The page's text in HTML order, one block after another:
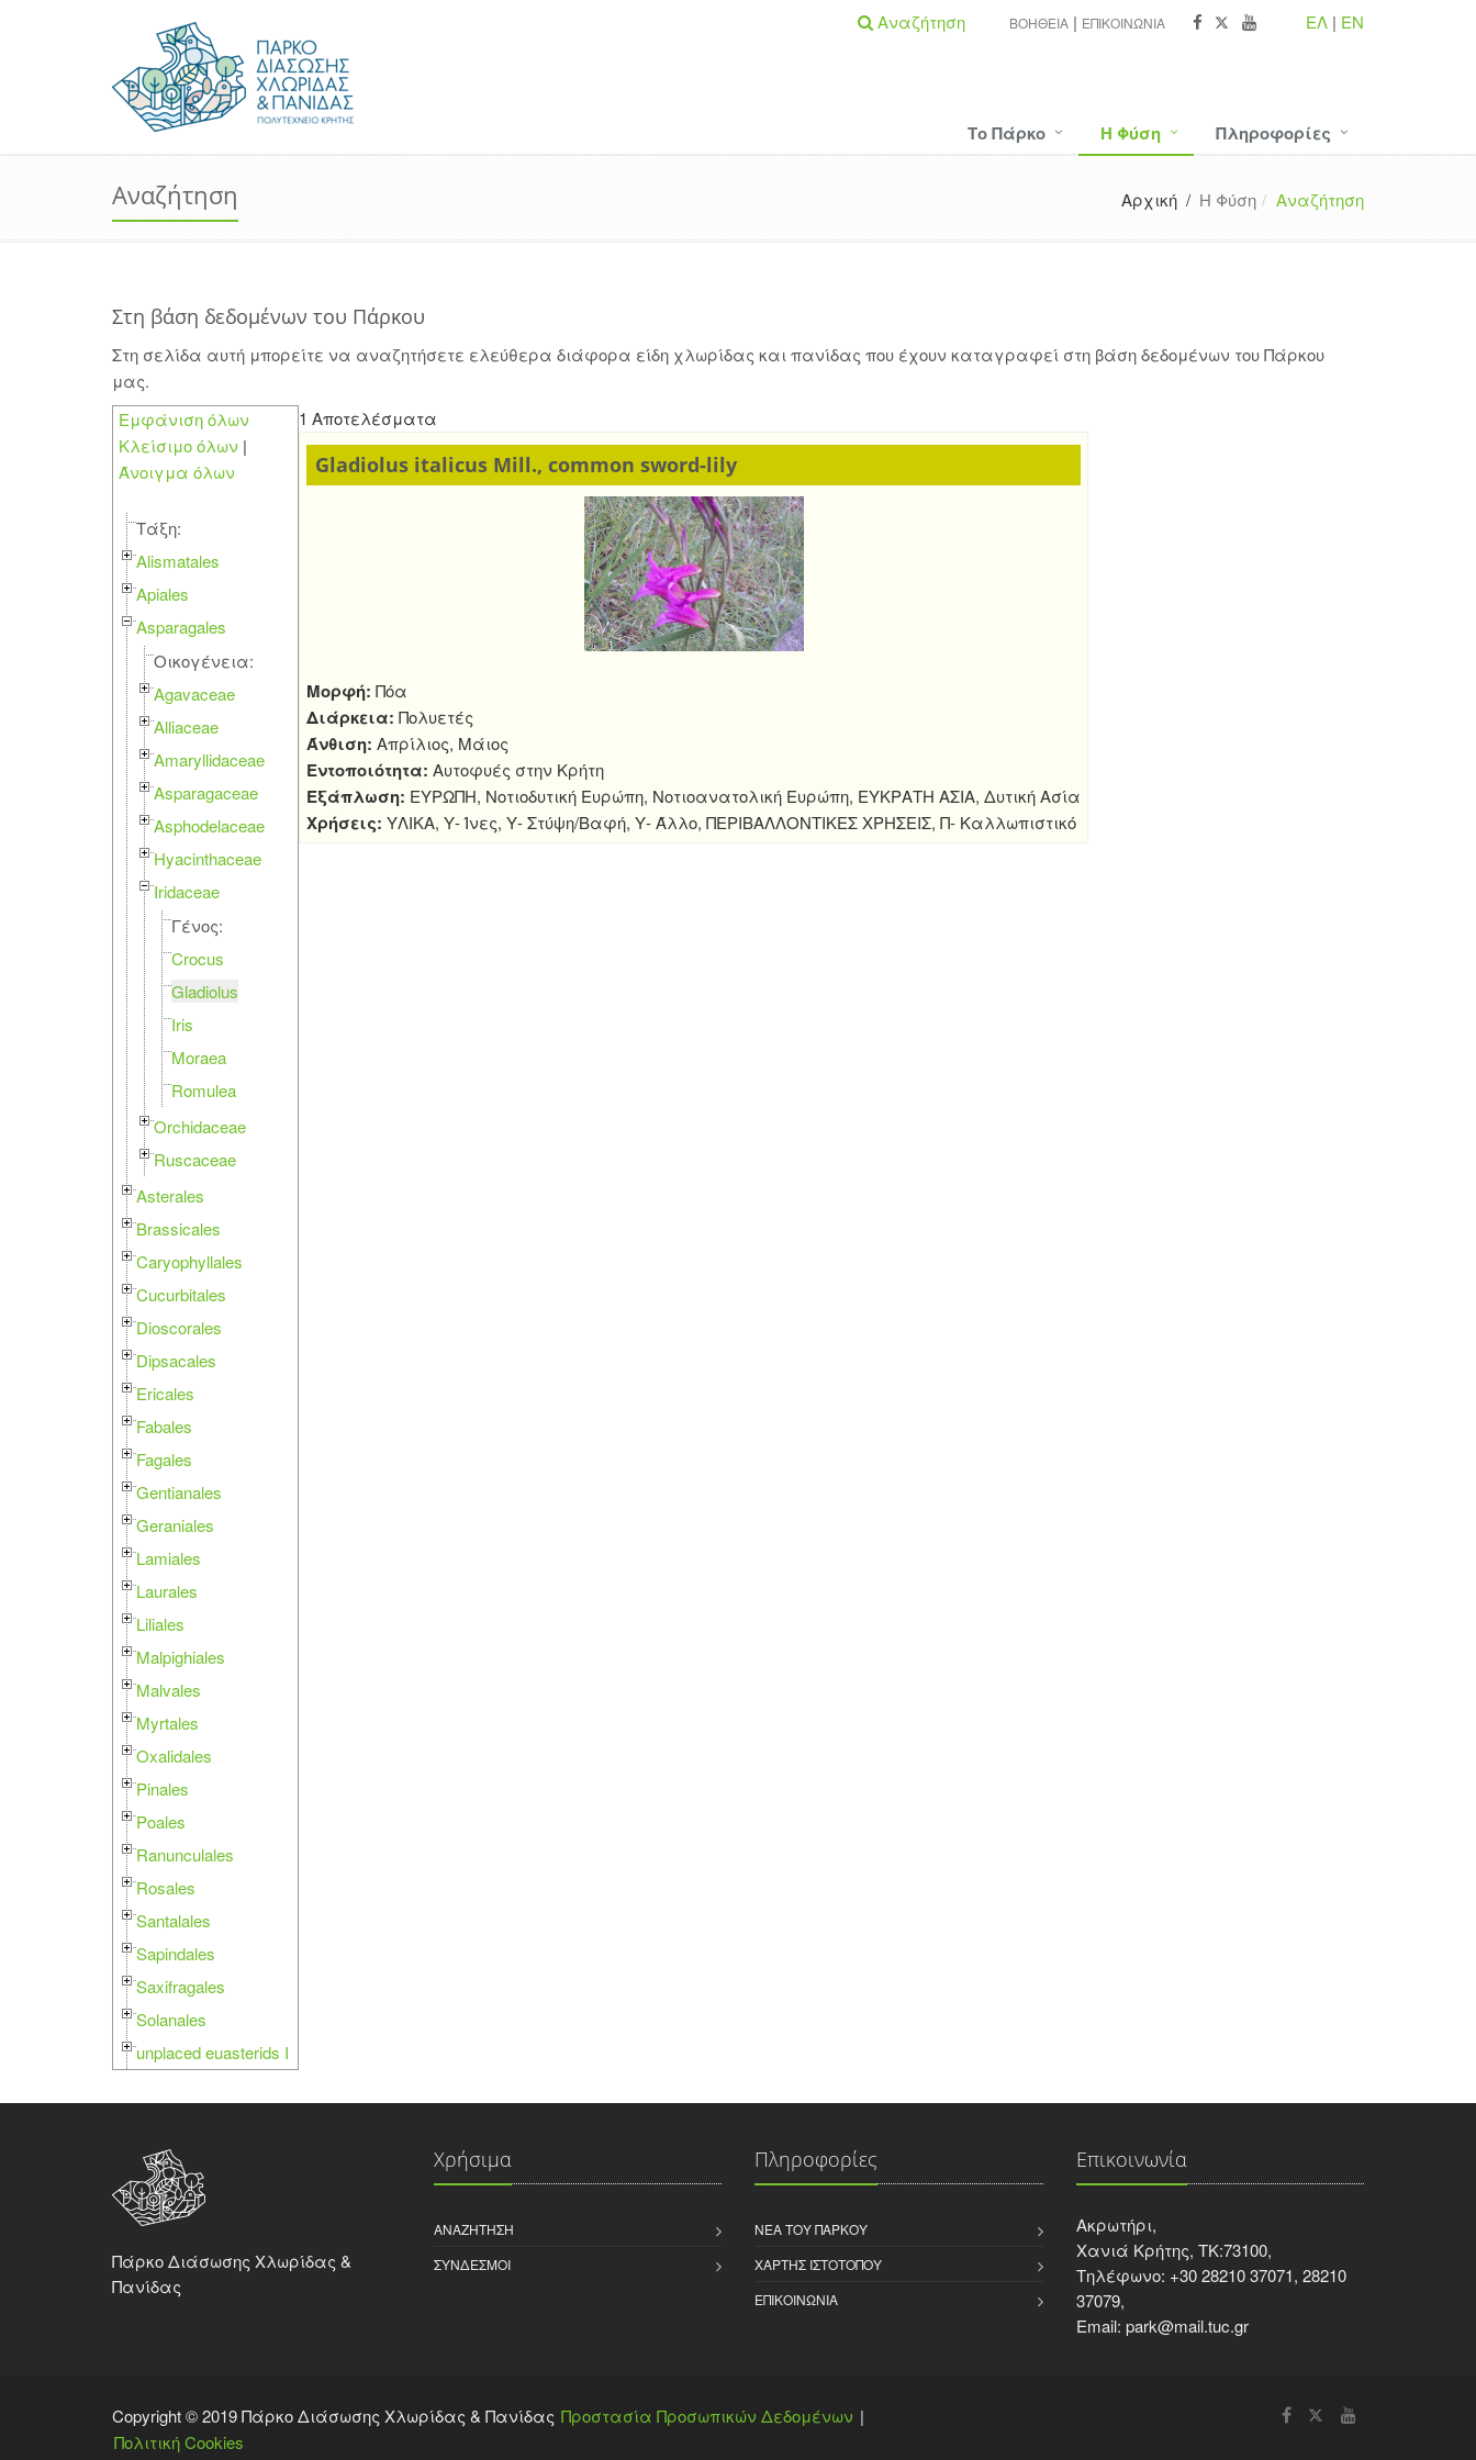
ΕΛ | EN
ΒΟΉΘΕΙΑ ΕΠΙΚΟΙΝΩΝΊΑ
Αναζήτηση
Το Πάρκο Η Φύση Πληροφορίες
Αναζήτηση Αρχική / Η Φύση Αναζήτηση
Στη βάση δεδομένων του Πάρκου
Στη σελίδα αυτή μπορείτε να αναζητήσετε ελεύθερα διάφορα είδη χλωρίδας και πανίδας που έχουν καταγραφεί στη βάση δεδομένων του Πάρκου
μας.
Εμφάνιση όλων
Κλείσιμο όλων |
Άνοιγμα όλων
Τάξη:
Alismatales
Apiales
Asparagales
Οικογένεια:
Agavaceae
Alliaceae
Amaryllidaceae
Asparagaceae
Asphodelaceae
Hyacinthaceae
Iridaceae
Γένος:
Crocus
Gladiolus
Iris
Moraea
Romulea
Orchidaceae
Ruscaceae
Asterales
Brassicales
Caryophyllales
Cucurbitales
Dioscorales
Dipsacales
Ericales
Fabales
Fagales
Gentianales
Geraniales
Lamiales
Laurales
Liliales
Malpighiales
Malvales
Myrtales
Oxalidales
Pinales
Poales
Ranunculales
Rosales
Santalales
Sapindales
Saxifragales
Solanales
unplaced euasterids I
1 Αποτελέσματα
Gladiolus italicus Mill., common sword-lily
Μορφή: Πόα
Διάρκεια: Πολυετές
Άνθιση: Απρίλιος, Μάιος
Εντοποιότητα: Αυτοφυές στην Κρήτη
Εξάπλωση: ΕΥΡΩΠΗ, Νοτιοδυτική Ευρώπη, Νοτιοανατολική Ευρώπη, ΕΥΚΡΑΤΗ ΑΣΙΑ, Δυτική Ασία
Χρήσεις: ΥΛΙΚΑ, Υ- Ίνες, Υ- Στύψη/Βαφή, Υ- Άλλο, ΠΕΡΙΒΑΛΛΟΝΤΙKEΣ ΧΡΗΣΕΙΣ, Π- Καλλωπιστικό
Πάρκο Διάσωσης Χλωρίδας &
Πανίδας
Χρήσιμα
ΑΝΑΖΉΤΗΣΗ
ΣΎΝΔΕΣΜΟΙ
Πληροφορίες
ΝΈΑ ΤΟΥ ΠΆΡΚΟΥ
ΧΆΡΤΗΣ ΙΣΤΌΤΟΠΟΥ
ΕΠΙΚΟΙΝΩΝΊΑ
Επικοινωνία
Ακρωτήρι,
Χανιά Κρήτης, ΤΚ:73100,
Τηλέφωνο: +30 28210 37071, 28210
37079,
Email: park@mail.tuc.gr
Copyright © 2019 Πάρκο Διάσωσης Χλωρίδας & Πανίδας Προστασία Προσωπικών Δεδομένων
Πολιτική Cookies